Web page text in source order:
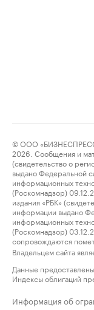
© ООО
2026. Сообщения и
(свидетельство о
выдано Федеральной
информационных
(Роскомнадзор)
издания «РБК»
информации выдано
информационных
(Роскомнадзор)
сопровождаются
Владельцем сайта
Данные
Индексы облигаций
Информация об